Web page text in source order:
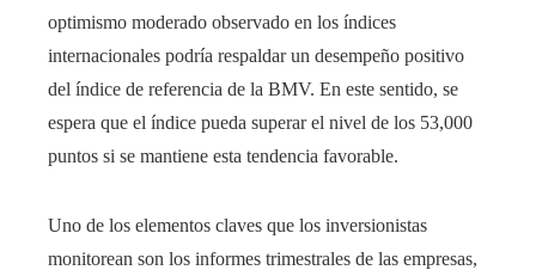
optimismo moderado observado en los índices
internacionales podría respaldar un desempeño positivo
del índice de referencia de la BMV. En este sentido, se
espera que el índice pueda superar el nivel de los 53,000
puntos si se mantiene esta tendencia favorable.
Uno de los elementos claves que los inversionistas
monitorean son los informes trimestrales de las empresas,